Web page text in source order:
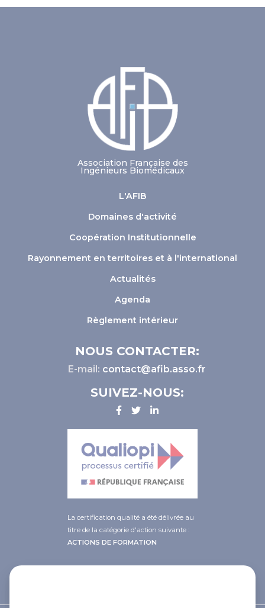
Association Française des
Ingénieurs Biomédicaux
L'AFIB
Domaines d'activité
Coopération Institutionnelle
Rayonnement en territoires et à l'international
Actualités
Agenda
Règlement intérieur
NOUS CONTACTER:
E-mail: contact@afib.asso.fr
SUIVEZ-NOUS:
La certification qualité a été délivrée au
titre de la catégorie d'action suivante :
ACTIONS DE FORMATION